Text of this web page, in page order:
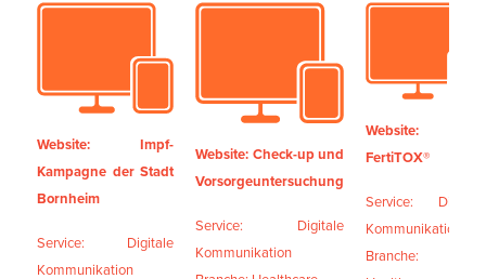
Website: Impf-
Kampagne der Stadt
Bornheim
Service: Digitale
Kommunikation
Website: Check-up und
Vorsorgeuntersuchung
Service: Digitale
Kommunikation
Website:
FertiTOX®
Service: Digitale
Kommunikation
Branche: